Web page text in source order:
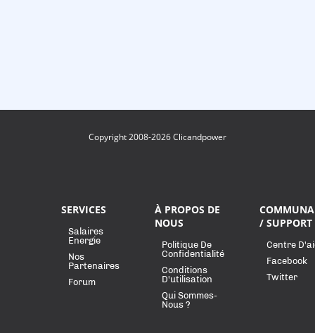
Copyright 2008-2026 Clicandpower
SERVICES
Salaires
Energie
Nos
Partenaires
Forum
À PROPOS DE
NOUS
Politique De
Confidentialité
Conditions
D'utilisation
Qui Sommes-
Nous ?
/ SUPPORT
Centre
Facebook
Twitter